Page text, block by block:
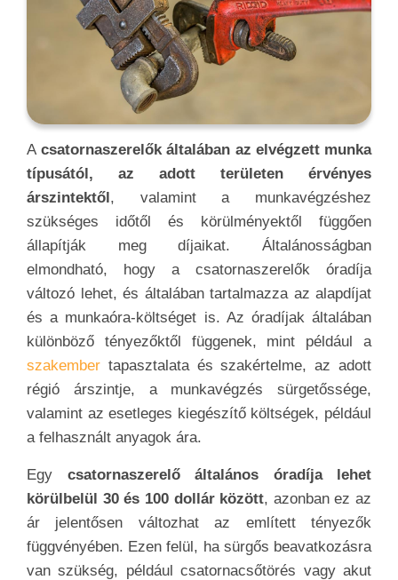
A csatornaszerelők általában az elvégzett munka
típusától, az adott területen érvényes
árszintektől, valamint a munkavégzéshez
szükséges időtől és körülményektől függően
állapítják meg díjaikat. Általánosságban
elmondható, hogy a csatornaszerelők óradíja
változó lehet, és általában tartalmazza az alapdíjat
és a munkaóra-költséget is. Az óradíjak általában
különböző tényezőktől függenek, mint például a
szakember tapasztalata és szakértelme, az adott
régió árszintje, a munkavégzés sürgetőssége,
valamint az esetleges kiegészítő költségek, például
a felhasznált anyagok ára.
Egy csatornaszerelő általános óradíja lehet
körülbelül 30 és 100 dollár között, azonban ez az
ár jelentősen változhat az említett tényezők
függvényében. Ezen felül, ha sürgős beavatkozásra
van szükség, például csatornacsőtörés vagy akut